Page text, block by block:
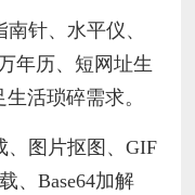
针、水平仪、
年历、短网址生
活琐碎需求。
、图片抠图、GIF
、Base64加解